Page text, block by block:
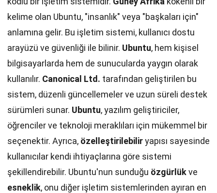
kelime olan Ubuntu, "insanlık" veya "başkaları için"
anlamına gelir. Bu işletim sistemi, kullanıcı dostu
arayüzü ve güvenliği ile bilinir. Ubuntu, hem kişisel
bilgisayarlarda hem de sunucularda yaygın olarak
kullanılır. Canonical Ltd. tarafından geliştirilen bu
sistem, düzenli güncellemeler ve uzun süreli destek
sürümleri sunar. Ubuntu, yazılım geliştiriciler,
öğrenciler ve teknoloji meraklıları için mükemmel bir
seçenektir. Ayrıca, özelleştirilebiliryapısı sayesinde
kullanıcılar kendi ihtiyaçlarına göre sistemi
şekillendirebilir. Ubuntu'nun sunduğu özgürlükve
esneklik, onu diğer işletim sistemlerinden ayıran en